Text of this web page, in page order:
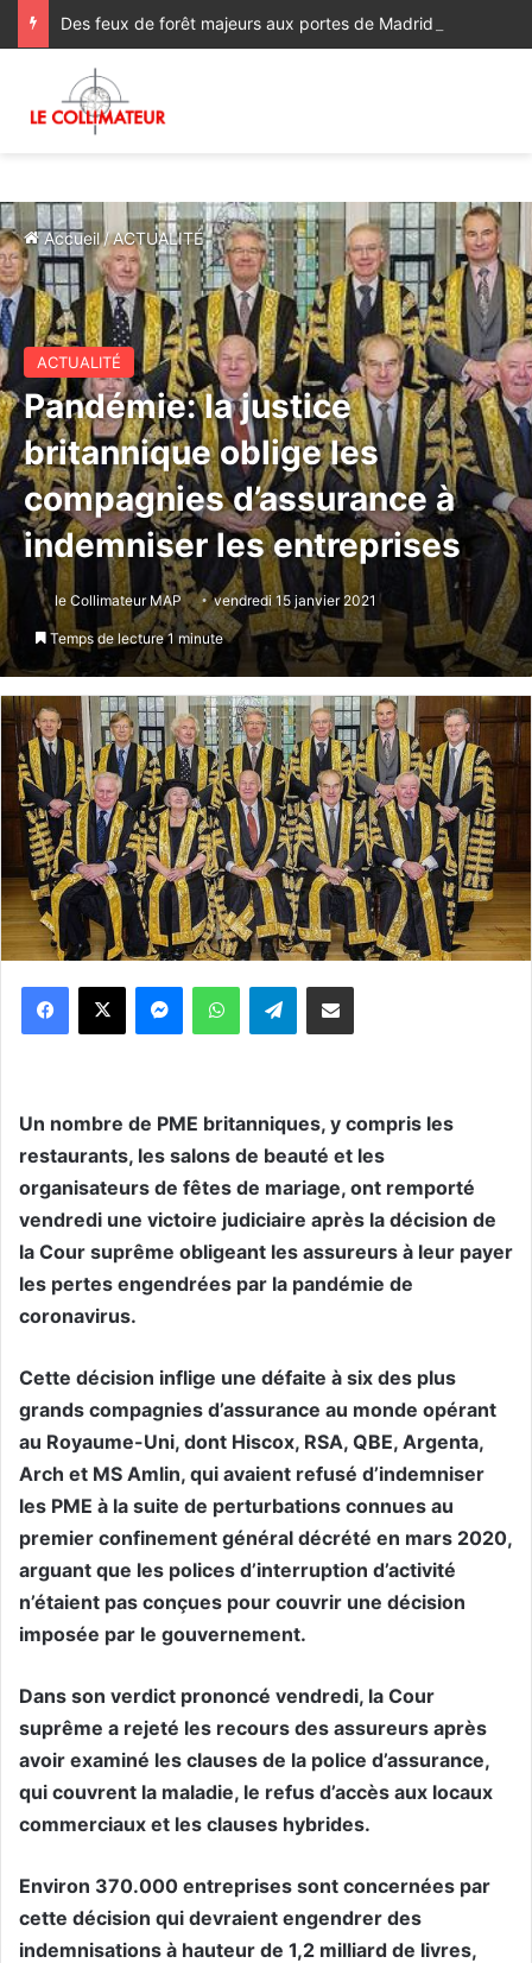
Accueil/ACTUALITÉ
ACTUALITÉ
Pandémie: la justice
britannique oblige les
compagnies d’assurance à
indemniser les entreprises
le Collimateur MAP vendredi 15 janvier 2021
Temps de lecture 1 minute
WhatsApp Telegram
Un nombre de PME britanniques, y compris les
restaurants, les salons de beauté et les
organisateurs de fêtes de mariage, ont remporté
vendredi une victoire judiciaire après la décision de
la Cour suprême obligeant les assureurs à leur payer
les pertes engendrées par la pandémie de
coronavirus.
Cette décision inflige une défaite à six des plus
grands compagnies d’assurance au monde opérant
au Royaume-Uni, dont Hiscox, RSA, QBE, Argenta,
Arch et MS Amlin, qui avaient refusé d’indemniser
les PME à la suite de perturbations connues au
premier confinement général décrété en mars 2020,
arguant que les polices d’interruption d’activité
n’étaient pas conçues pour couvrir une décision
imposée par le gouvernement.
Dans son verdict prononcé vendredi, la Cour
suprême a rejeté les recours des assureurs après
avoir examiné les clauses de la police d’assurance,
qui couvrent la maladie, le refus d’accès aux locaux
commerciaux et les clauses hybrides.
Environ 370.000 entreprises sont concernées par
cette décision qui devraient engendrer des
indemnisations à hauteur de 1,2 milliard de livres,